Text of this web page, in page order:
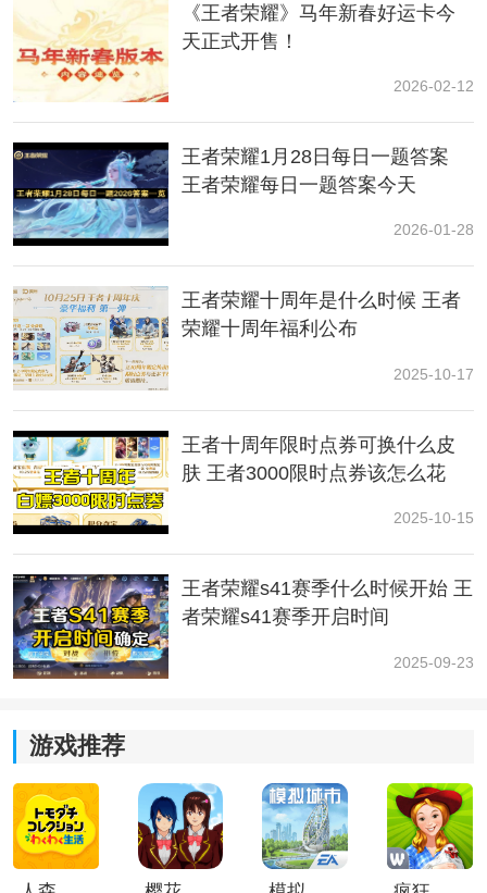
9级所需亲密值为7000。
10级所需亲密值为8000。
11级所需亲密值为9000。
12级所需亲密值为10000。
13级所需亲密值为11000。
15级所需亲密值为13000。
赠送鲜花是不计入每周上限的，玩家最多给同一好友送
出50朵玫瑰/天。
《王者荣耀》马年新春好运卡今
天正式开售！
2026-02-12
王者荣耀1月28日每日一题答案
王者荣耀每日一题答案今天
2026-01-28
王者荣耀十周年是什么时候 王者
荣耀十周年福利公布
2025-10-17
王者十周年限时点券可换什么皮
肤 王者3000限时点券该怎么花
2025-10-15
王者荣耀s41赛季什么时候开始 王
者荣耀s41赛季开启时间
2025-09-23
游戏推荐